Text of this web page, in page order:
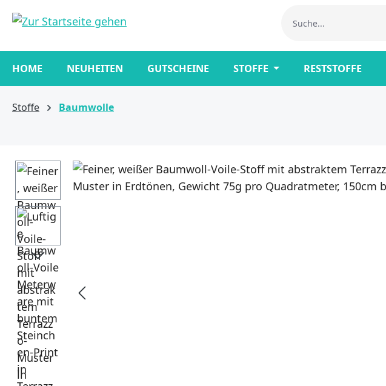
Zur Hauptnavigation springen
HOME NEUHEITEN GUTSCHEINE STOFFE RESTSTOFFE
Stoffe Baumwolle
Bildergalerie überspringen